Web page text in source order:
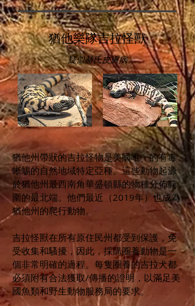
猶他樂隊吉拉怪獸
疑似赫氏皮膚病
猶他州帶狀的吉拉怪物是美國唯一的有毒
蜥蜴的自然地域特定亞種。這些動物起源
於猶他州最西南角華盛頓縣的物種分佈範
圍的最北端。他們最近（2019年）也成為
猶他州的爬行動物。
吉拉怪獸在所有原住民州都受到保護，免
受收集和騷擾，因此，採購圈養動物是一
個非常明確的過程。每隻圈養的吉拉犬都
必須附有合法獲取/傳播的證明，以滿足美
國魚類和野生動物服務局的要求。